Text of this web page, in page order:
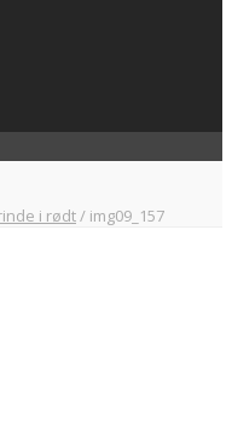
i rødt/ img09_157